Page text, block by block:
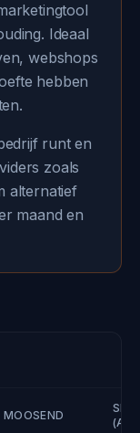
Ideaal
webshops
hebben
runt en
zoals
alternatief
maand en
MOOSEND